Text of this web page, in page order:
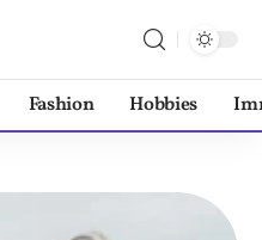
Fashion Hobbies